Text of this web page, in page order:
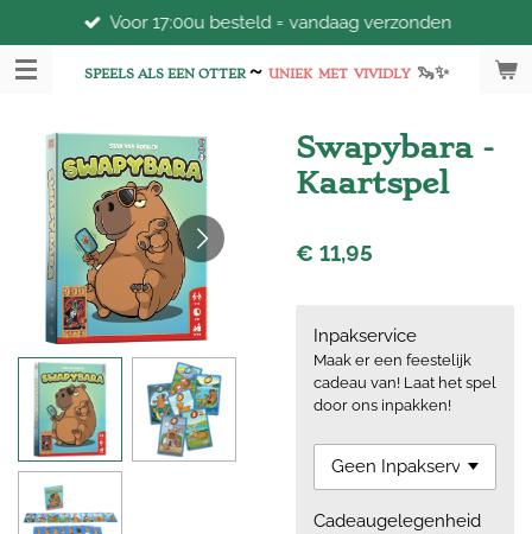
direct
naar
hoofdinhoud
SPEELS ALS EEN OTTER~ UNIEK MET VIVIDLY 🦦✨
Voor 17:00u besteld = vandaag verzonden
Swapybara -
Kaartspel
€ 11,95
Inpakservice
Maak er een feestelijk
cadeau van! Laat het spel
door ons inpakken!
Cadeaugelegenheid